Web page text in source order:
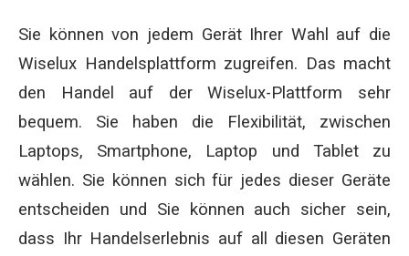
Sie können von jedem Gerät Ihrer Wahl auf die
Wiselux Handelsplattform zugreifen. Das macht
den Handel auf der Wiselux-Plattform sehr
bequem. Sie haben die Flexibilität, zwischen
Laptops, Smartphone, Laptop und Tablet zu
wählen. Sie können sich für jedes dieser Geräte
entscheiden und Sie können auch sicher sein,
dass Ihr Handelserlebnis auf all diesen Geräten